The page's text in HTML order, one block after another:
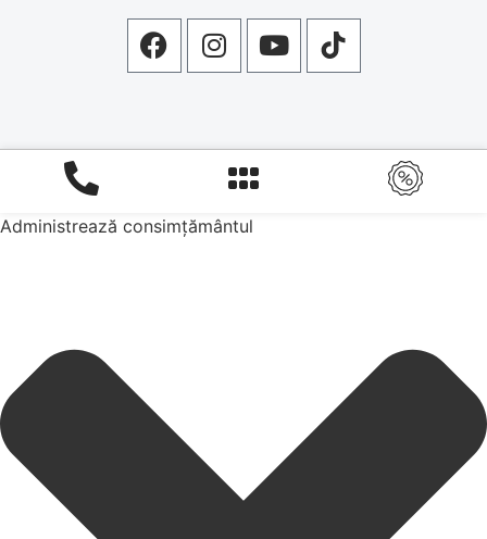
Administrează consimțământul